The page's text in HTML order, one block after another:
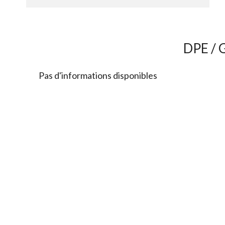
DPE /
Pas d'informations disponibles